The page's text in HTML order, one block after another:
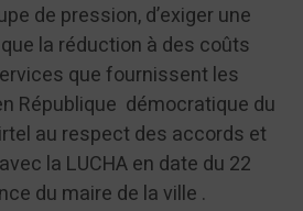
de pression, d’exiger une
la réduction à des coûts
que fournissent les
République démocratique du
au respect des accords et
la LUCHA en date du 22
du maire de la ville .